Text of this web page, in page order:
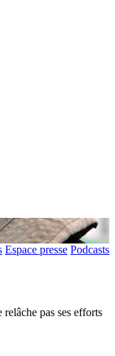
Espace presse Podcasts
pas ses efforts